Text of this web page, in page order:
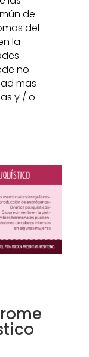
de
del
la
no
mas
y / o